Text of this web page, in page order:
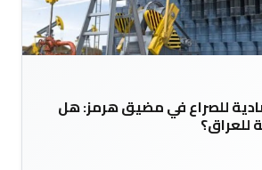
للصراع في مضيق هرمز: هل
للعراق؟